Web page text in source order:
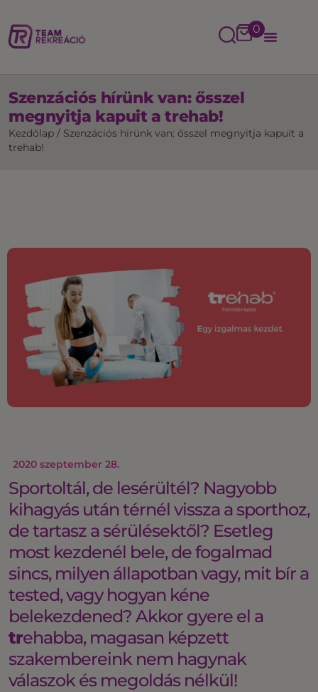
0
Szenzációs hírünk van: ősszel
megnyitja kapuit a trehab!
Kezdőlap / Szenzációs hírünk van: ősszel megnyitja kapuit a
trehab!
2020 szeptember 28.
Sportoltál, de lesérültél? Nagyobb
kihagyás után térnél vissza a sporthoz,
de tartasz a sérülésektől? Esetleg
most kezdenél bele, de fogalmad
sincs, milyen állapotban vagy, mit bír a
tested, vagy hogyan kéne
belekezdened? Akkor gyere el a
trehabba, magasan képzett
szakembereink nem hagynak
válaszok és megoldás nélkül!